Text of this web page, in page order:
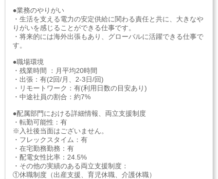
●業務のやりがい
・生活を支える電力の安定供給に関わる責任と共に、大きなや
りがいを感じることができる仕事です。
・将来的には海外出張もあり、グローバルに活躍できる仕事で
す。
●職場環境
・残業時間 ：月平均20時間
・出張：有(2回/月、2-3日/回)
・リモートワーク：有(利用日数の目安あり)
・中途社員の割合：約7%
●配属部門における詳細情報、両立支援制度
・転勤可能性：有
※入社後当面はございません。
・フレックスタイム：有
・在宅勤務勤務：有
・配電女性比率：24.5%
・その他の実績のある両立支援制度：
①休職制度（出産支援、育児休職、介護休職）